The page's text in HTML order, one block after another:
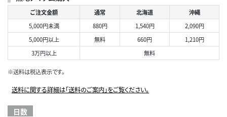
ご注文金額 通常 北海道
沖縄
5,000円未満
880円 1,540円
2,090円
5,000円以上
無料 660円
1,210円
3万円以上
無料
※送料は税込表示です。
送料に関する詳細は「送料のご案内」をご覧ください。
日数